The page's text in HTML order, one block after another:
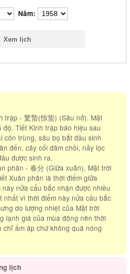
Năm:
trập - 驚蟄(惊蛰) (Sâu nở). Mặt
Tiết Kinh trập báo hiệu sau
côn trùng, sâu bọ bắt đầu sinh
đến, cây cối đâm chồi, nảy lộc
được sinh ra.
phân - 春分 (Giữa xuân). Mặt trời
Xuân phân là thời điểm giữa
này nửa cẩu bắc nhận được nhiều
nhất vì thời điểm này nửa cầu bắc
do lượng nhiệt của Mặt trời
lạnh giá của mùa đông nên thời
chỉ ấm áp chứ không quá nóng
lịch